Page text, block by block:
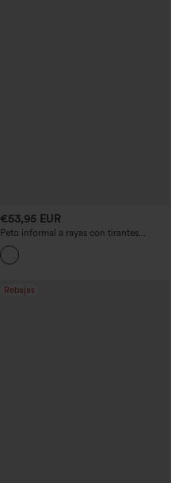
€53,95 EUR
Peto informal a rayas con tirantes
ajustables, pernera ancha y bolsillos
Rebajas